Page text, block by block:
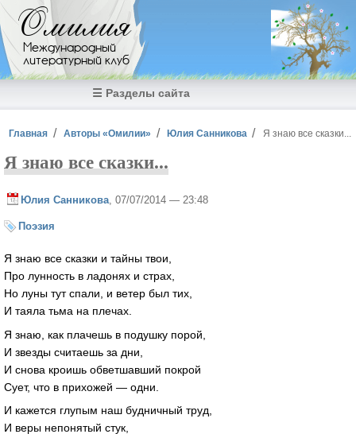
Перейти к основному содержанию
Омилия
Международный
литературный клуб
☰ Разделы сайта
Вы здесь
Главная Авторы «Омилии» Юлия Санникова Я знаю все сказки...
Я знаю все сказки...
Юлия Санникова , 07/07/2014 — 23:48
Поэзия
Я знаю все сказки и тайны твои,
Про лунность в ладонях и страх,
Но луны тут спали, и ветер был тих,
И таяла тьма на плечах.
Я знаю, как плачешь в подушку порой,
И звезды считаешь за дни,
И снова кроишь обветшавший покрой
Сует, что в прихожей — одни.
И кажется глупым наш будничный труд,
И веры непонятый стук,